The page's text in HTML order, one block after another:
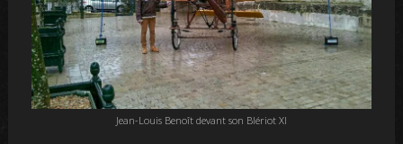
Jean-Louis Benoît devant son Blériot XI